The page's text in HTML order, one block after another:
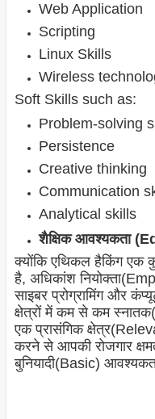
Web Application
Scripting
Linux Skills
Wireless
Soft Skills such as:
Problem-solving
Persistence
Creative thinking
Communication
Analytical skills
शैक्षिक आवश्यकता
क्योंकि एथिकल हैकिंग
है, अधिकांश
साइबर प्रोग्रामिंग और
क्षेत्रों में कम से कम
एक प्रासंगिक
करने से आपकी रोजगार
बुनियादी(Basic)